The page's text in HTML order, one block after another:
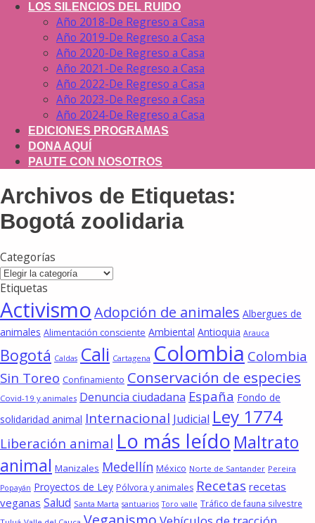
LOS SILENCIOS DEL RUIDO
Año 2018-De Regreso a Casa
Año 2019-De Regreso a Casa
Año 2020-De Regreso a Casa
Año 2021-De Regreso a Casa
Año 2022-De Regreso a Casa
Año 2023-De Regreso a Casa
Año 2024-De Regreso a Casa
EDICIONES PROGRAMAS
DONA AQUÍ
PAUTE CON NOSOTROS
Archivos de Etiquetas:
Bogotá zoolidaria
Categorías
Categorías
Etiquetas
ActivismoAdopción de animales Albergues de
animales Alimentación consciente Ambiental Antioquia Arauca
Bogotá Caldas Cali Cartagena Colombia Colombia
Sin Toreo Confinamiento Conservación de especies
Covid-19 y animales Denuncia ciudadana España Fondo de
solidaridad animal Internacional Judicial Ley 1774
Liberación animal Lo más leído Maltrato
animal Manizales Medellín México Norte de Santander Pereira
Popayán Proyectos de Ley Pólvora y animales Recetas recetas
veganas Salud Santa Marta santuarios Toro valle Tráfico de fauna silvestre